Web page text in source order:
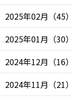
2025年02月 （45）
2025年01月 （30）
2024年12月 （16）
2024年11月 （21）